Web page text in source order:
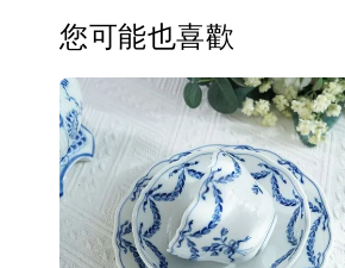
您可能也喜歡